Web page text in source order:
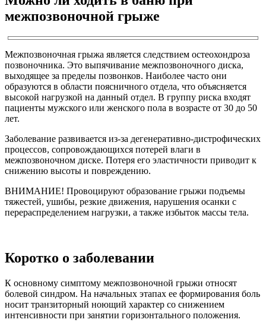
межпозвоночной грыже
Межпозвоночная грыжа является следствием остеохондроза
позвоночника. Это выпячивание межпозвоночного диска,
выходящее за пределы позвонков. Наиболее часто они
образуются в области поясничного отдела, что объясняется
высокой нагрузкой на данный отдел. В группу риска входят
пациенты мужского или женского пола в возрасте от 30 до 50
лет.
Заболевание развивается из-за дегенеративно-дистрофических
процессов, сопровождающихся потерей влаги в
межпозвоночном диске. Потеря его эластичности приводит к
снижению высоты и повреждению.
ВНИМАНИЕ! Провоцируют образование грыжи подъемы
тяжестей, ушибы, резкие движения, нарушения осанки с
перераспределением нагрузки, а также избыток массы тела.
Коротко о заболевании
К основному симптому межпозвоночной грыжи относят
болевой синдром. На начальных этапах ее формирования боль
носит транзиторный ноющий характер со снижением
интенсивности при занятии горизонтального положения.